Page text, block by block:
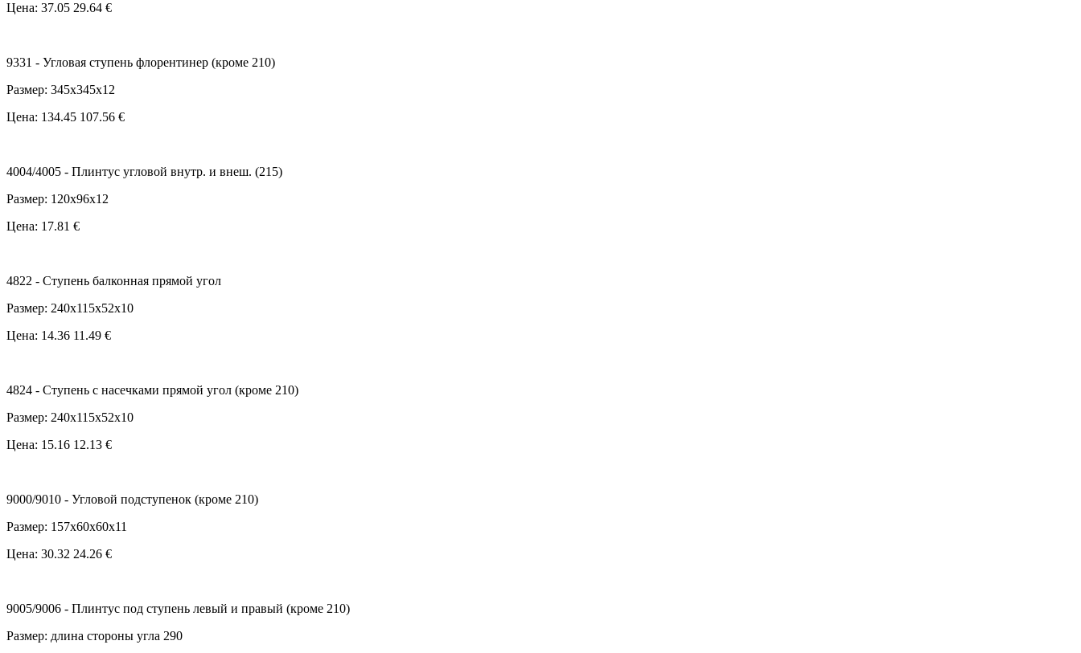
Цена: 37.05 29.64 €
9331 - Угловая ступень флорентинер (кроме 210)
Размер: 345x345x12
Цена: 134.45 107.56 €
4004/4005 - Плинтус угловой внутр. и внеш. (215)
Размер: 120x96x12
Цена: 17.81 €
4822 - Ступень балконная прямой угол
Размер: 240x115x52x10
Цена: 14.36 11.49 €
4824 - Ступень с насечками прямой угол (кроме 210)
Размер: 240x115x52x10
Цена: 15.16 12.13 €
9000/9010 - Угловой подступенок (кроме 210)
Размер: 157x60x60x11
Цена: 30.32 24.26 €
9005/9006 - Плинтус под ступень левый и правый (кроме 210)
Размер: длина стороны угла 290